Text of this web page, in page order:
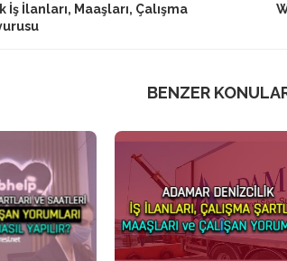
İlanları, Maaşları, Çalışma
BENZER